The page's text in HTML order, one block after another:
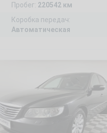
Пробег: 220542 км
Коробка передач:
Автоматическая